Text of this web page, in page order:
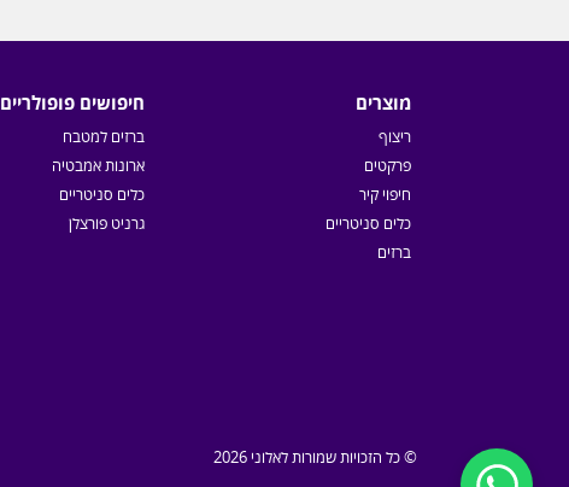
מוצרים
ריצוף
פרקטים
חיפוי קיר
כלים סניטריים
ברזים
חיפושים פופולריים
ברזים למטבח
ארונות אמבטיה
כלים סניטריים
גרניט פורצלן
© כל הזכויות שמורות לאלוני 2026